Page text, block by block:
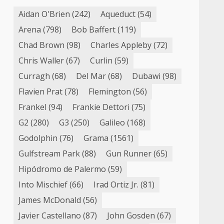
Aidan O'Brien (242) Aqueduct(54)
Arena (798) Bob Baffert(119)
Chad Brown (98) Charles Appleby(72)
Chris Waller(67) Curlin (59)
Curragh (68) Del Mar(68) Dubawi (98)
Flavien Prat(78) Flemington (56)
Frankel (94) Frankie Dettori (75)
G2 (280) G3 (250) Galileo (168)
Godolphin (76) Grama (1561)
Gulfstream Park(88) Gun Runner(65)
Hipódromo de Palermo (59)
Into Mischief(66) Irad Ortiz Jr. (81)
James McDonald (56)
Javier Castellano (87) John Gosden (67)